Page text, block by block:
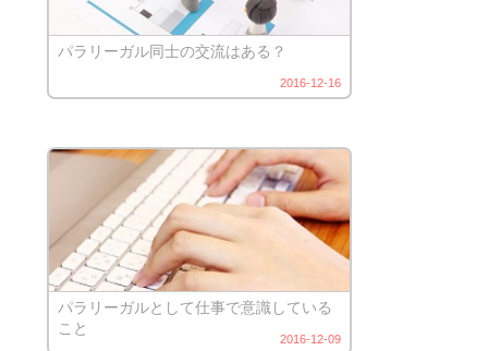
パラリーガル同士の交流はある？
2016-12-16
パラリーガルとして仕事で意識している
こと
2016-12-09